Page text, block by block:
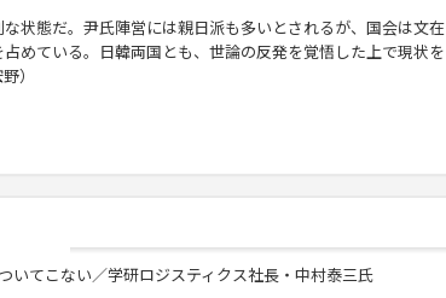
状態だ。尹氏陣営には親日派も多いとされるが、国会は文在
めている。日韓両国とも、世論の反発を覚悟した上で現状を
）
てこない／学研ロジスティクス社長・中村泰三氏